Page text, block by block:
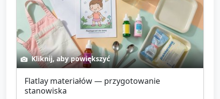
Kliknij, aby powiększyć
Flatlay materiałów — przygotowanie
stanowiska